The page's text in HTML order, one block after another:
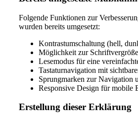
Folgende Funktionen zur
wurden bereits umgesetzt:
Kontrastumschaltung (hell,
Möglichkeit zur
Lesemodus für eine
Tastaturnavigation mit
Sprungmarken zur Navigation
Responsive Design für mobile
Erstellung dieser Erklärung